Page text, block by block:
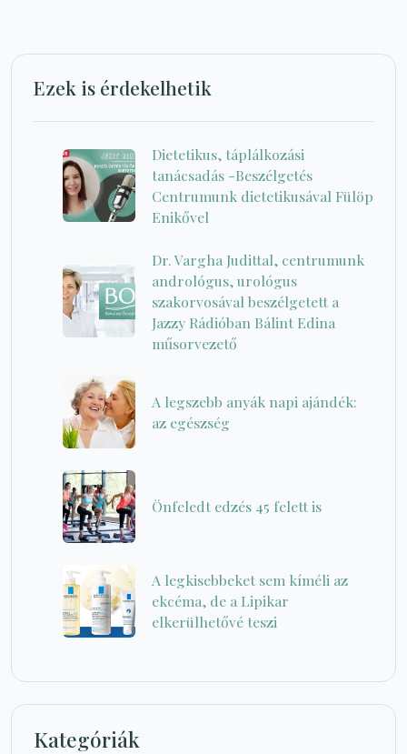
Ezek is érdekelhetik
Dietetikus, táplálkozási
tanácsadás -Beszélgetés
Centrumunk dietetikusával Fülöp
Enikővel
Dr. Vargha Judittal, centrumunk
andrológus, urológus
szakorvosával beszélgetett a
Jazzy Rádióban Bálint Edina
műsorvezető
A legszebb anyák napi ajándék:
az egészség
Önfeledt edzés 45 felett is
A legkisebbeket sem kíméli az
ekcéma, de a Lipikar
elkerülhetővé teszi
Kategóriák